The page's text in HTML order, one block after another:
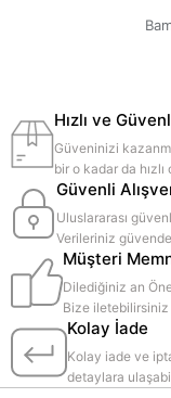
Hızlı ve
Güveninizi
bir o kadar da hızlı
Güvenli
Uluslararası
Verileriniz güvende
Müşteri
Dilediğiniz an
Bize iletebilirsiniz
Kolay İade
Kolay iade ve
detaylara